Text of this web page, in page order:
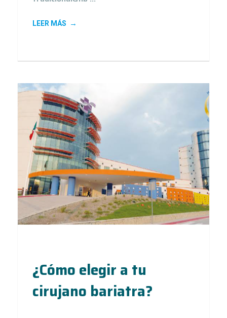
LEER MÁS
¿Cómo elegir a tu
cirujano bariatra?